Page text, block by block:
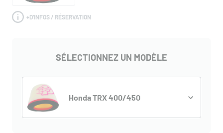
+D'INFOS / RÉSERVATION
SÉLECTIONNEZ UN MODÈLE
Honda TRX 400/450